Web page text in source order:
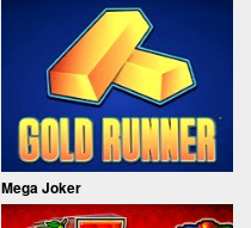
Mega Joker